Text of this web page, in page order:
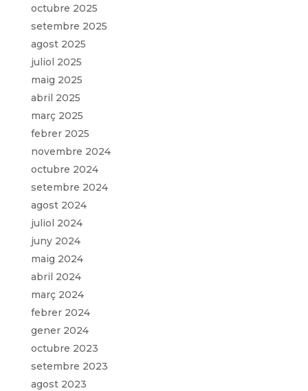
octubre 2025
setembre 2025
agost 2025
juliol 2025
maig 2025
abril 2025
març 2025
febrer 2025
novembre 2024
octubre 2024
setembre 2024
agost 2024
juliol 2024
juny 2024
maig 2024
abril 2024
març 2024
febrer 2024
gener 2024
octubre 2023
setembre 2023
agost 2023